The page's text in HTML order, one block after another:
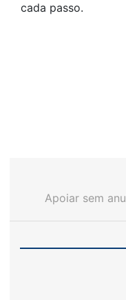
cada passo.
Apoiar sem